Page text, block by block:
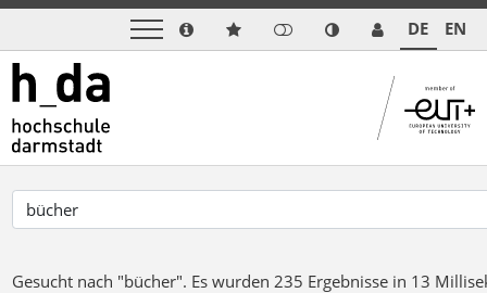
DE EN
Gesucht nach "bücher". Es wurden 235 Ergebnisse in 13